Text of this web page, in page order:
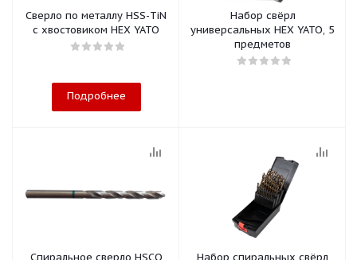
Сверло по металлу HSS-TiN
с хвостовиком HEX YATO
Подробнее
Набор свёрл
универсальных HEX YATO, 5
предметов
Спиральное сверло HSCO
Набор спиральных свёрл